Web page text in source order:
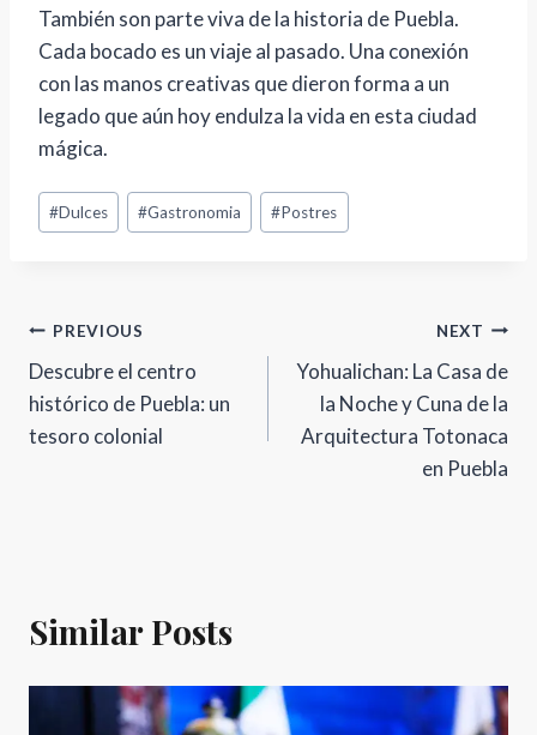
También son parte viva de la historia de Puebla.
Cada bocado es un viaje al pasado. Una conexión
con las manos creativas que dieron forma a un
legado que aún hoy endulza la vida en esta ciudad
mágica.
Post
Tags:
#Dulces #Gastronomia #Postres
Navegación
de
entradas
PREVIOUS
Descubre el centro
histórico de Puebla: un
tesoro colonial
NEXT
Yohualichan: La Casa de
la Noche y Cuna de la
Arquitectura Totonaca
en Puebla
Similar Posts